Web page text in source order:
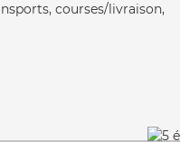
courses/livraison,